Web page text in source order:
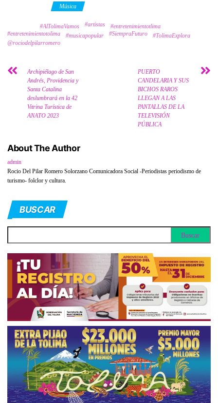
Música
#AlTolimaVamos #artistas
#entretenimientotlima
#entretenimientotolima
#musicapopular #SiempraFuturo
#TolimaExplora
@rociodelpilarromero
Archipiélago de San
Andrés, Providencia y
Santa Catalina
deslumbrará en la 42
Vitrina Turística de
ANATO 2023
PUERTO
CANDELARIA Y SUS
BICHOS RAROS
LLEGAN A LAS
PANTALLAS DE LA
TELEVISIÓN
PÚBLICA
About The Author
admin
Rocio Del Pilar Romero Solorzano Comunicadora Social -Periodistas periodismo de
turismo- folclor y cultura.
BUSCAR